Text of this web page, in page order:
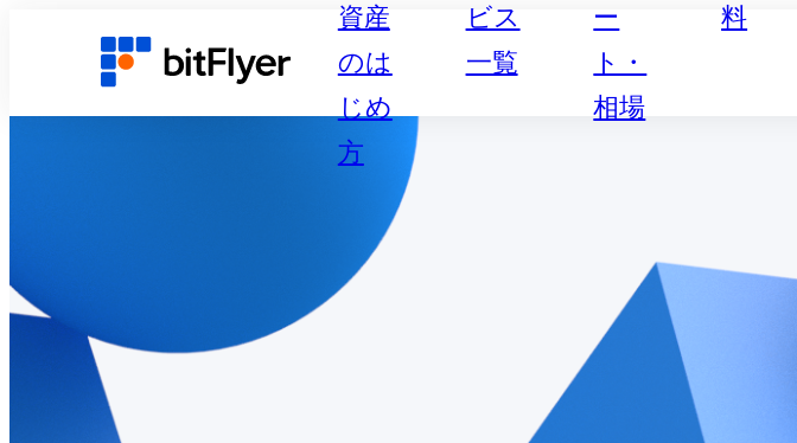
資産
のは
じめ
方
ビス
一覧
ー
ト・
相場
料